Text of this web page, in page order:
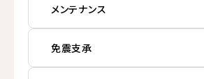
メンテナンス
免震支承